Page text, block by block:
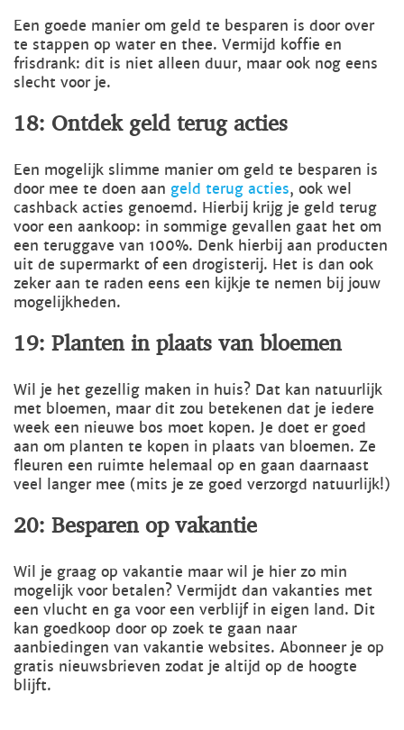
Een goede manier om geld te besparen is door over
te stappen op water en thee. Vermijd koffie en
frisdrank: dit is niet alleen duur, maar ook nog eens
slecht voor je.
18: Ontdek geld terug acties
Een mogelijk slimme manier om geld te besparen is
door mee te doen aan geld terug acties, ook wel
cashback acties genoemd. Hierbij krijg je geld terug
voor een aankoop: in sommige gevallen gaat het om
een teruggave van 100%. Denk hierbij aan producten
uit de supermarkt of een drogisterij. Het is dan ook
zeker aan te raden eens een kijkje te nemen bij jouw
mogelijkheden.
19: Planten in plaats van bloemen
Wil je het gezellig maken in huis? Dat kan natuurlijk
met bloemen, maar dit zou betekenen dat je iedere
week een nieuwe bos moet kopen. Je doet er goed
aan om planten te kopen in plaats van bloemen. Ze
fleuren een ruimte helemaal op en gaan daarnaast
veel langer mee (mits je ze goed verzorgd natuurlijk!)
20: Besparen op vakantie
Wil je graag op vakantie maar wil je hier zo min
mogelijk voor betalen? Vermijdt dan vakanties met
een vlucht en ga voor een verblijf in eigen land. Dit
kan goedkoop door op zoek te gaan naar
aanbiedingen van vakantie websites. Abonneer je op
gratis nieuwsbrieven zodat je altijd op de hoogte
blijft.